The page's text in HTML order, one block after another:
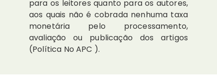
para os leitores quanto para os autores,
aos quais não é cobrada nenhuma taxa
monetária pelo processamento,
avaliação ou publicação dos artigos
(Política No APC ).